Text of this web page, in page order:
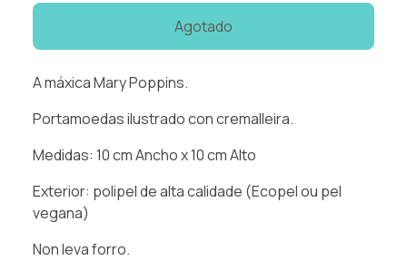
Agotado
A máxica Mary Poppins.
Portamoedas ilustrado con cremalleira.
Medidas: 10 cm Ancho x 10 cm Alto
Exterior: polipel de alta calidade (Ecopel ou pel
vegana)
Non leva forro.